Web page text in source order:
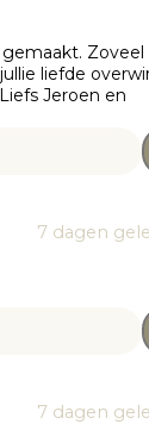
Zoveel
liefde
Jeroen en
7 dagen
7 dagen